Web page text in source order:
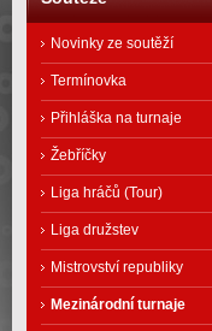
Novinky ze soutěží
Termínovka
Přihláška na turnaje
Žebříčky
Liga hráčů (Tour)
Liga družstev
Mistrovství republiky
Mezinárodní turnaje